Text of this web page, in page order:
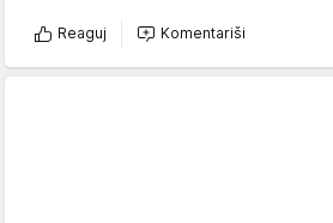
Reaguj Komentariši